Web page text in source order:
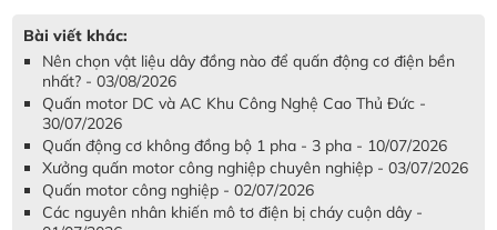
Bài viết khác:
Nên chọn vật liệu dây đồng nào để quấn động cơ điện bền
nhất? - 03/08/2026
Quấn motor DC và AC Khu Công Nghệ Cao Thủ Đức -
30/07/2026
Quấn động cơ không đồng bộ 1 pha - 3 pha - 10/07/2026
Xưởng quấn motor công nghiệp chuyên nghiệp - 03/07/2026
Quấn motor công nghiệp - 02/07/2026
Các nguyên nhân khiến mô tơ điện bị cháy cuộn dây -